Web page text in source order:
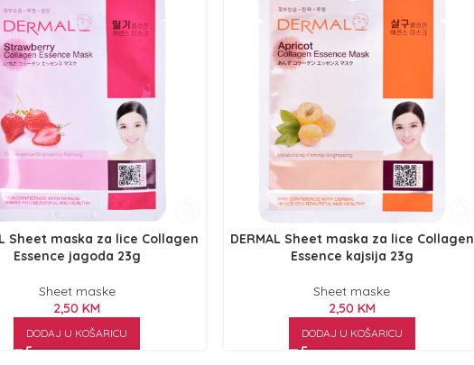
Sheet maska za lice Collagen
Essence jagoda 23g
Sheet maske
2,50KM
DODAJ U KOŠARICU
DERMAL Sheet maska za lice Collagen
Essence kajsija 23g
Sheet maske
2,50 KM
DODAJ U KOŠARICU